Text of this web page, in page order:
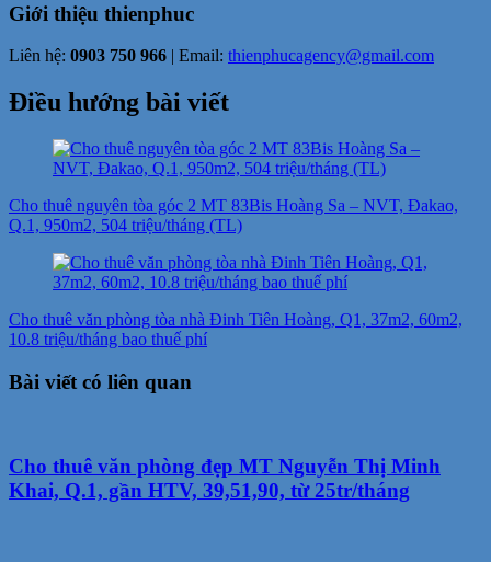
Giới thiệu thienphuc
Liên hệ: 0903 750 966 | Email: thienphucagency@gmail.com
Điều hướng bài viết
Cho thuê nguyên tòa góc 2 MT 83Bis Hoàng Sa – NVT, Đakao,
Q.1, 950m2, 504 triệu/tháng (TL)
Cho thuê văn phòng tòa nhà Đinh Tiên Hoàng, Q1, 37m2, 60m2,
10.8 triệu/tháng bao thuế phí
Bài viết có liên quan
Cho thuê văn phòng đẹp MT Nguyễn Thị Minh
Khai, Q.1, gần HTV, 39,51,90, từ 25tr/tháng